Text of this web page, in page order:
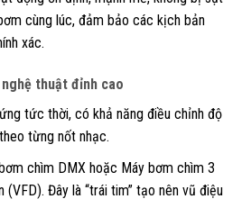
cùng lúc, đảm bảo các kịch bản
xác.
thuật đỉnh cao
tức thời, có khả năng điều chỉnh độ
từng nốt nhạc.
chìm DMX hoặc Máy bơm chìm 3
Đây là “trái tim” tạo nên vũ điệu